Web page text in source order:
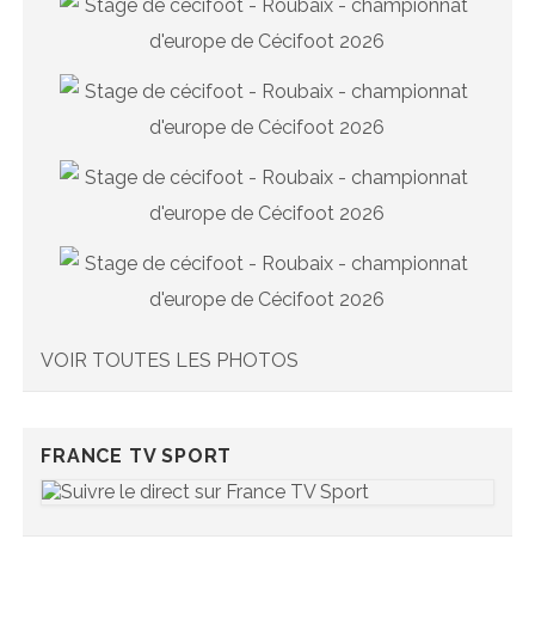
VOIR TOUTES LES PHOTOS
FRANCE TV SPORT